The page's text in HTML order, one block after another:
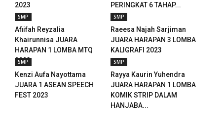
panel
panel
panel
panel
panel
2023
PERINGKAT 6 TAHAP...
SMP
Afiifah Reyzalia
Khairunnisa JUARA
HARAPAN 1 LOMBA MTQ
2023
SMP
Raeesa Najah Sarjiman
JUARA HARAPAN 3 LOMBA
KALIGRAFI 2023
SMP
Kenzi Aufa Nayottama
JUARA 1 ASEAN SPEECH
FEST 2023
SMP
Rayya Kaurin Yuhendra
JUARA HARAPAN 1 LOMBA
KOMIK STRIP DALAM
HANJABA...